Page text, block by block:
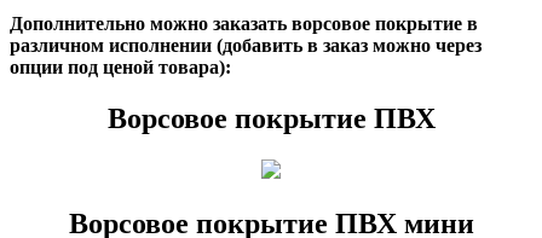
Дополнительно можно заказать ворсовое покрытие в
различном исполнении (добавить в заказ можно через
опции под ценой товара):
Ворсовое покрытие ПВХ
Ворсовое покрытие ПВХ мини